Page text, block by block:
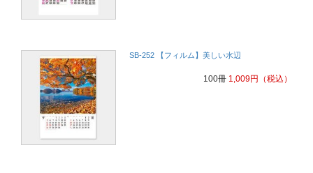
SB-252 【フィルム】美しい水辺
100冊 1,009円 （税込）